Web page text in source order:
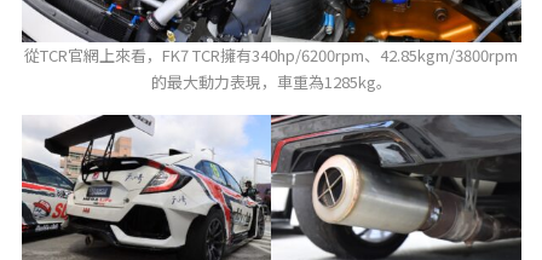
從TCR官網上來看，FK7 TCR擁有340hp/6200rpm、42.85kgm/3800rpm
的最大動力表現，車重為1285kg。